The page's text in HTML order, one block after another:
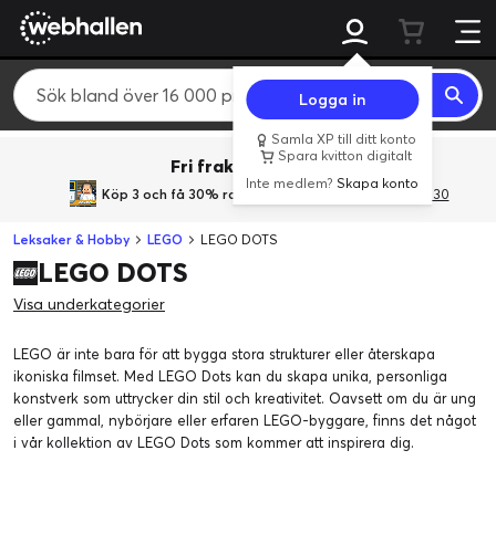
Logga in
Samla XP till ditt konto
Spara kvitton digitalt
Inte medlem?Skapa konto
Fri frakt över 800 kr.
Köp 3 och få 30% rabatt med rabattkoden 3Gives30
Leksaker & Hobby LEGO LEGO DOTS
LEGO DOTS
Visa underkategorier
LEGO är inte bara för att bygga stora strukturer eller återskapa
ikoniska filmset. Med LEGO Dots kan du skapa unika, personliga
konstverk som uttrycker din stil och kreativitet. Oavsett om du är ung
eller gammal, nybörjare eller erfaren LEGO-byggare, finns det något
i vår kollektion av LEGO Dots som kommer att inspirera dig.